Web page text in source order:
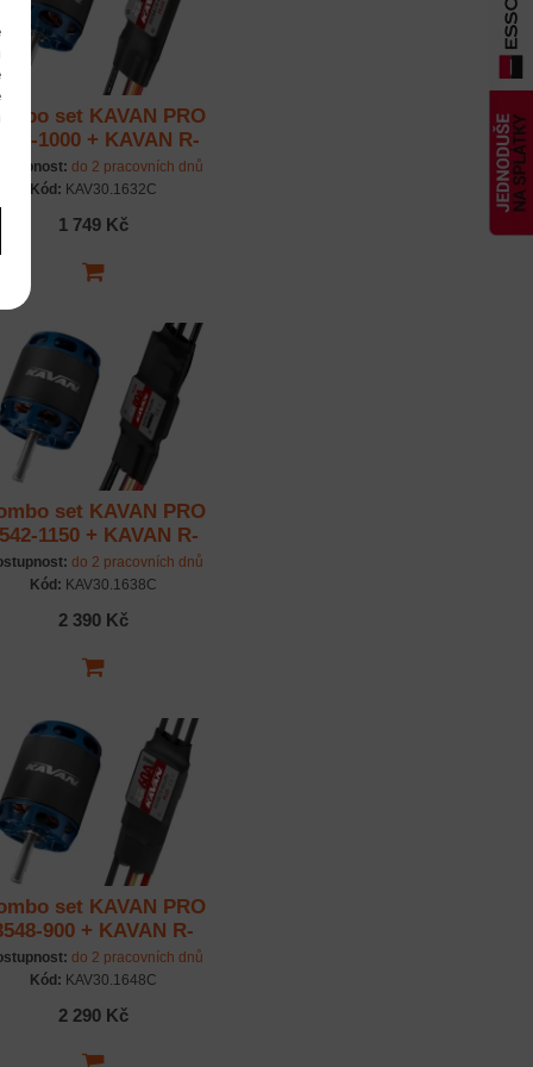
set KAVAN PRO
3536-1000 + KAVAN R-
50SB Plus
do 2 pracovních dnů
Kód: KAV30.1632C
1 749 Kč
set KAVAN PRO
1150 + KAVAN R-
80SB Plus
do 2 pracovních dnů
Kód: KAV30.1638C
2 390 Kč
set KAVAN PRO
900 + KAVAN R-
60SB Plus
do 2 pracovních dnů
Kód: KAV30.1648C
2 290 Kč